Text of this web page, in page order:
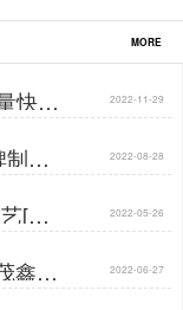
MORE
快速 2022-11-29
造 2022-08-28
[隆 2022-05-26
鑫晟] 2022-06-27